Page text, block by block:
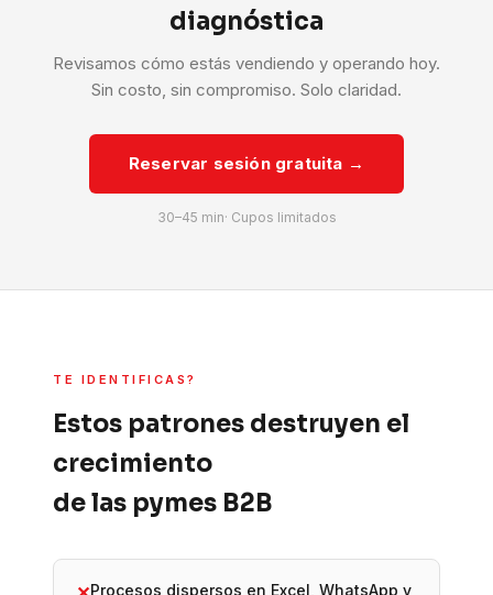
diagnóstica
Revisamos cómo estás vendiendo y operando hoy.
Sin costo, sin compromiso. Solo claridad.
Reservar sesión gratuita →
30–45 min· Cupos limitados
TE IDENTIFICAS?
Estos patrones destruyen el
crecimiento
de las pymes B2B
Procesos dispersos en Excel, WhatsApp y